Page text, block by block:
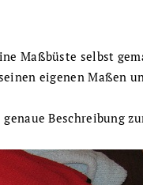
Maßbüste selbst
eigenen Maßen
Beschreibung